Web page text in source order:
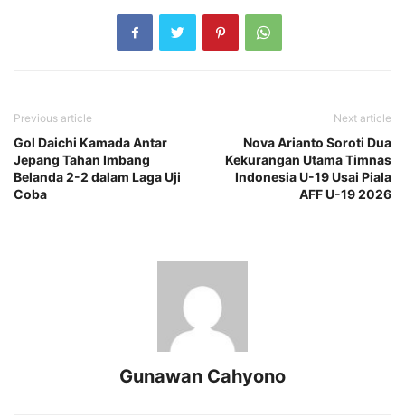
Previous article
Gol Daichi Kamada Antar
Jepang Tahan Imbang
Belanda 2-2 dalam Laga Uji
Coba
Next article
Nova Arianto Soroti Dua
Kekurangan Utama Timnas
Indonesia U-19 Usai Piala
AFF U-19 2026
Gunawan Cahyono